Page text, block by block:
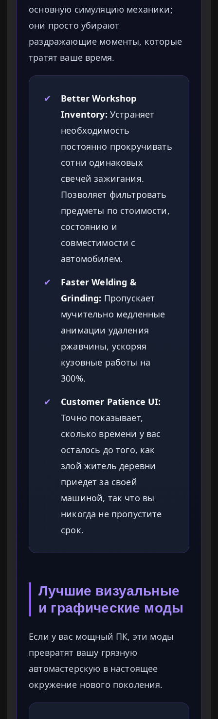
основную симуляцию механики;
они просто убирают
раздражающие моменты, которые
тратят ваше время.
✔
Better Workshop
Inventory: Устраняет
необходимость
постоянно прокручивать
сотни одинаковых
свечей зажигания.
Позволяет фильтровать
предметы по стоимости,
состоянию и
совместимости с
автомобилем.
✔
Faster Welding &
Grinding: Пропускает
мучительно медленные
анимации удаления
ржавчины, ускоряя
кузовные работы на
300%.
✔
Customer Patience UI:
Точно показывает,
сколько времени у вас
осталось до того, как
злой житель деревни
приедет за своей
машиной, так что вы
никогда не пропустите
срок.
Лучшие визуальные
и графические моды
Если у вас мощный ПК, эти моды
превратят вашу грязную
автомастерскую в настоящее
окружение нового поколения.